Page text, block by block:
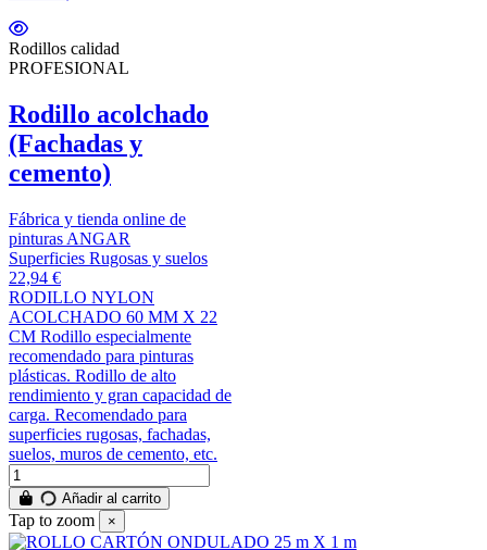
Rodillos calidad
PROFESIONAL
Rodillo acolchado
(Fachadas y
cemento)
Fábrica y tienda online de
pinturas ANGAR
Superficies Rugosas y suelos
22,94 €
RODILLO NYLON
ACOLCHADO 60 MM X 22
CM Rodillo especialmente
recomendado para pinturas
plásticas. Rodillo de alto
rendimiento y gran capacidad de
carga. Recomendado para
superficies rugosas, fachadas,
suelos, muros de cemento, etc.
Añadir al carrito
Tap to zoom ×